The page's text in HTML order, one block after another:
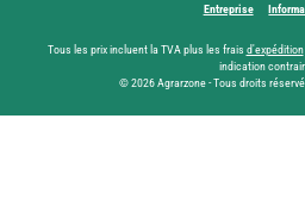
Entreprise
Tous les prix incluent la TVA plus les frais d'expédition
indication
© 2026 Agrarzone - Tous droits